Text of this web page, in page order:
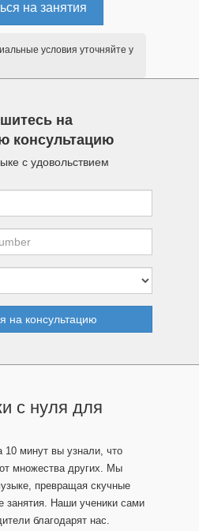
на занятия
условия уточняйте у
на
консультацию
с удовольствием
на консультацию
с нуля для
10 минут вы узнали, что
множества других. Мы
превращая скучные
занятия. Наши ученики сами
благодарят нас.